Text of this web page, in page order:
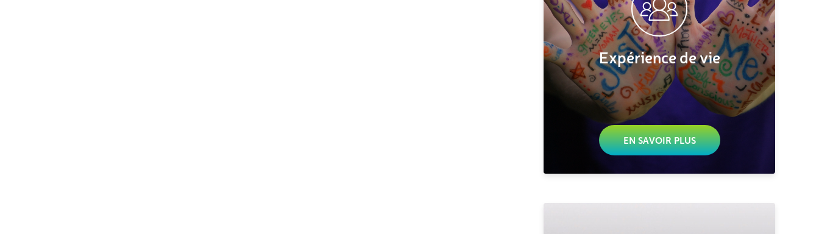
Expérience de vie
EN SAVOIR PLUS